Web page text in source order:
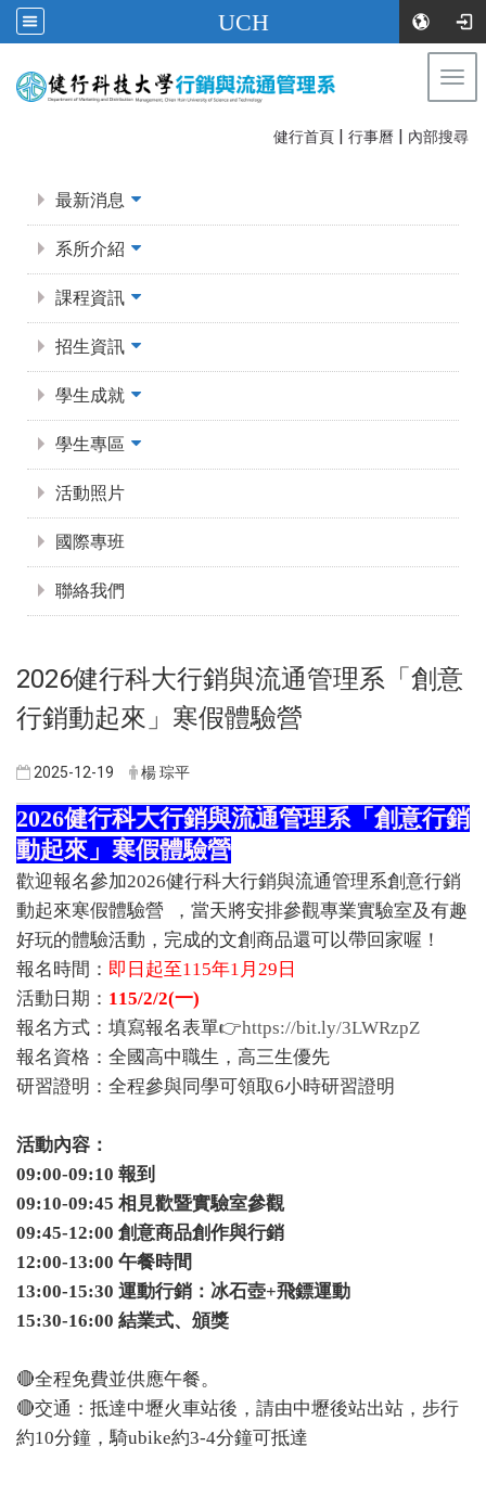
UCH
健行首頁 | 行事曆 | 內部搜尋
最新消息
系所介紹
課程資訊
招生資訊
學生成就
學生專區
活動照片
國際專班
聯絡我們
​2026健行科大行銷與流通管理系「創意
行銷動起來」寒假體驗營
2025-12-19 楊 琮平
2026健行科大行銷與流通管理系「創意行銷
動起來」寒假體驗營
歡迎報名參加2026健行科大行銷與流通管理系創意行銷
動起來寒假體驗營 ，當天將安排參觀專業實驗室及有趣
好玩的體驗活動，完成的文創商品還可以帶回家喔！
報名時間： 即日起至115年1月29日
活動日期： 115/2/2(一)
報名方式：填寫報名表單👉https://bit.ly/3LWRzpZ
報名資格：全國高中職生，高三生優先
研習證明：全程參與同學可領取6小時研習證明
活動內容：
09:00-09:10 報到
09:10-09:45 相見歡暨實驗室參觀
09:45-12:00 創意商品創作與行銷
12:00-13:00 午餐時間
13:00-15:30 運動行銷：冰石壺+飛鏢運動
15:30-16:00 結業式、頒獎
🔴全程免費並供應午餐。
🔴交通：抵達中壢火車站後，請由中壢後站出站，步行
約10分鐘，騎ubike約3-4分鐘可抵達